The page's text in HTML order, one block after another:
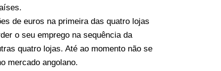
de euros na primeira das quatro lojas
o seu emprego na sequência da
quatro lojas. Até ao momento não se
mercado angolano.